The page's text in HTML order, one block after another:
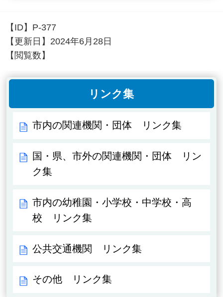
【ID】 P-377
【更新日】 2024年6月28日
【閲覧数】
リンク集
市内の関連機関・団体 リンク集
国・県、市外の関連機関・団体 リン
ク集
市内の幼稚園・小学校・中学校・高
校 リンク集
公共交通機関 リンク集
その他 リンク集